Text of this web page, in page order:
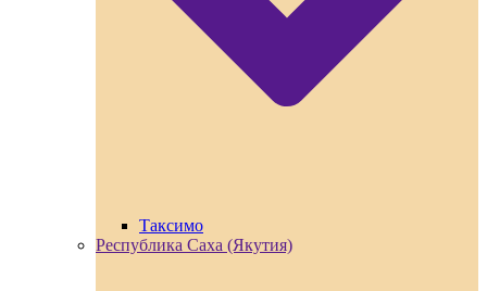
Таксимо
Республика Саха (Якутия)